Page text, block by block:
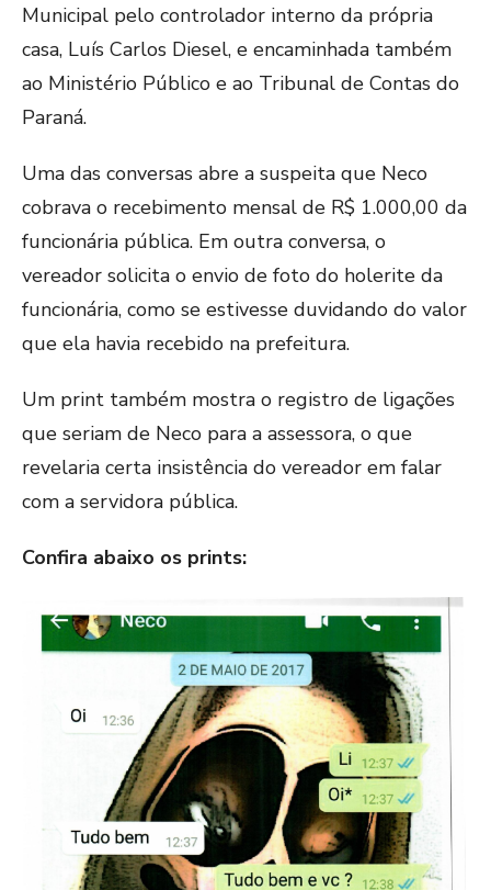
Municipal pelo controlador interno da própria
casa, Luís Carlos Diesel, e encaminhada também
ao Ministério Público e ao Tribunal de Contas do
Paraná.
Uma das conversas abre a suspeita que Neco
cobrava o recebimento mensal de R$ 1.000,00 da
funcionária pública. Em outra conversa, o
vereador solicita o envio de foto do holerite da
funcionária, como se estivesse duvidando do valor
que ela havia recebido na prefeitura.
Um print também mostra o registro de ligações
que seriam de Neco para a assessora, o que
revelaria certa insistência do vereador em falar
com a servidora pública.
Confira abaixo os prints: